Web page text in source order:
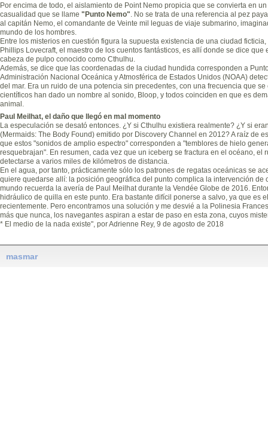
Por encima de todo, el aislamiento de Point Nemo propicia que se convierta en
casualidad que se llame "Punto Nemo". No se trata de una referencia al pez
al capitán Nemo, el comandante de Veinte mil leguas de viaje submarino,
mundo de los hombres.
Entre los misterios en cuestión figura la supuesta existencia de una ciudad
Phillips Lovecraft, el maestro de los cuentos fantásticos, es allí donde se dice
cabeza de pulpo conocido como Cthulhu.
Además, se dice que las coordenadas de la ciudad hundida corresponden a
Administración Nacional Oceánica y Atmosférica de Estados Unidos (NOAA)
del mar. Era un ruido de una potencia sin precedentes, con una frecuencia que
científicos han dado un nombre al sonido, Bloop, y todos coinciden en que es
animal.
Paul Meilhat, el daño que llegó en mal momento
La especulación se desató entonces. ¿Y si Cthulhu existiera realmente? ¿Y si
(Mermaids: The Body Found) emitido por Discovery Channel en 2012? A raíz de
que estos "sonidos de amplio espectro" corresponden a "temblores de hielo
resquebrajan". En resumen, cada vez que un iceberg se fractura en el océano, el
detectarse a varios miles de kilómetros de distancia.
En el agua, por tanto, prácticamente sólo los patrones de regatas oceánicas se
quiere quedarse allí: la posición geográfica del punto complica la intervención de
mundo recuerda la avería de Paul Meilhat durante la Vendée Globe de 2016.
hidráulico de quilla en este punto. Era bastante difícil ponerse a salvo, ya que es
recientemente. Pero encontramos una solución y me desvié a la Polinesia
más que nunca, los navegantes aspiran a estar de paso en esta zona, cuyos
* El medio de la nada existe", por Adrienne Rey, 9 de agosto de 2018
masmar